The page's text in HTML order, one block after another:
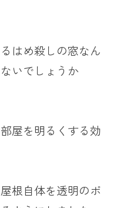
はめ殺しの窓なん
いでしょうか
屋を明るくする効
根自体を透明のポ